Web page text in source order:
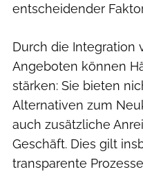
entscheidender
Durch die Integration
Angeboten können
stärken: Sie bieten
Alternativen zum
auch zusätzliche
Geschäft. Dies gilt
transparente